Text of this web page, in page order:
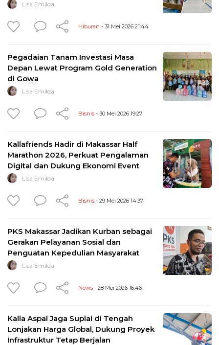
Lisa Emilda
Hiburan - 31 Mei 2026 21:44
Pegadaian Tanam Investasi Masa
Depan Lewat Program Gold Generation
di Gowa
Lisa Emilda
Bisnis - 30 Mei 2026 19:27
Kallafriends Hadir di Makassar Half
Marathon 2026, Perkuat Pengalaman
Digital dan Dukung Ekonomi Event
Lisa Emilda
Bisnis - 29 Mei 2026 14:37
PKS Makassar Jadikan Kurban sebagai
Gerakan Pelayanan Sosial dan
Penguatan Kepedulian Masyarakat
Lisa Emilda
News - 28 Mei 2026 16:46
Kalla Aspal Jaga Suplai di Tengah
Lonjakan Harga Global, Dukung Proyek
Infrastruktur Tetap Berjalan